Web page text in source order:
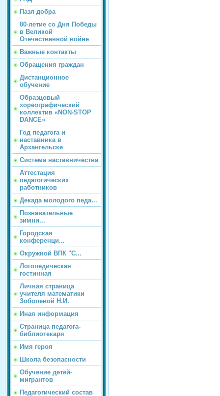
Пазл добра
80-летие со Дня Победы
в Великой
Отечественной войне
Важные контакты
Обращения граждан
Дистанционное
обучение
Образцовый
хореографический
коллектив «NON-STOP
DANCE»
Год педагога и
наставника в
Архангельске
Система наставничества
Аттестация
педагогических
работников
Декада молодого педа...
Познавательные
зимни...
Городская
конференци...
Окружной ВПК "С...
Логопедическая
гостинная
Личная страница
учителя математики
Зоболевой Н.И.
Иная информация
Страница педагога-
библиотекаря
Имя героя
Школа безопасности
Обучение детей-
мигрантов
Педагогический состав